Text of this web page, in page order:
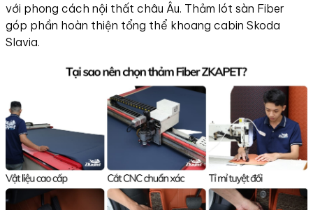
với phong cách nội thất châu Âu. Thảm lót sàn Fiber
góp phần hoàn thiện tổng thể khoang cabin Skoda
Slavia.